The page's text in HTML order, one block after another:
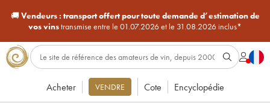
🚚Vendeurs : transport offert pour toute demande d’estimation de
vos vinstransmise entre le 01.07.2026 et le 31.08.2026 inclus*
Acheter VENDRE Cote Encyclopédie